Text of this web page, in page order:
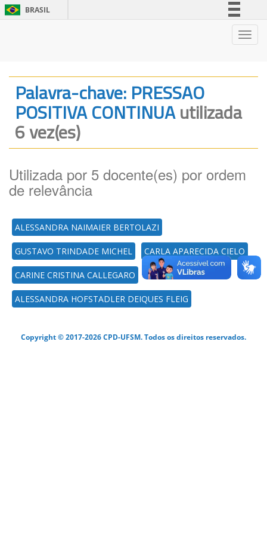
BRASIL
Legislação
Canais
Palavra-chave: PRESSAO
POSITIVA CONTINUAutilizada
6 vez(es)
Utilizada por 5 docente(es) por ordem
de relevância
ALESSANDRA NAIMAIER BERTOLAZI
GUSTAVO TRINDADE MICHEL CARLA APARECIDA CIELO
CARINE CRISTINA CALLEGARO
ALESSANDRA HOFSTADLER DEIQUES FLEIG
Copyright © 2017-2026 CPD-UFSM. Todos os direitos reservados.